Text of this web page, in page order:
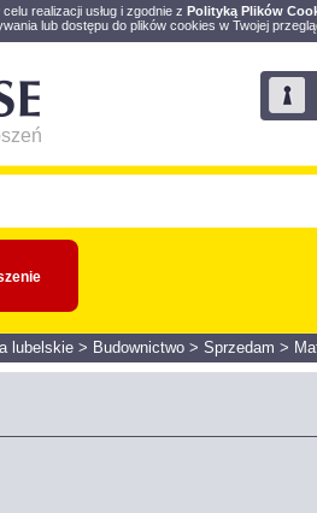
realizacji usług i zgodnie z Polityką Plików
lub dostępu do plików cookies w Twojej
lubelskie > Budownictwo > Sprzedam >